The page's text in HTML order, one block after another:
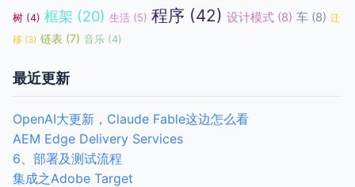
树 (4) 框架 (20) 生活 (5) 程序 (42) 设计模式 (8) 车 (8) 迁
移 (3) 链表 (7) 音乐 (4)
最近更新
OpenAI大更新，Claude Fable这边怎么看
AEM Edge Delivery Services
6、部署及测试流程
集成之Adobe Target